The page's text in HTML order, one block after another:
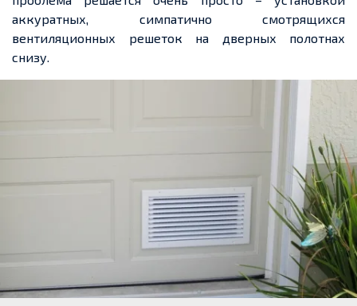
аккуратных, симпатично смотрящихся
вентиляционных решеток на дверных полотнах
снизу.